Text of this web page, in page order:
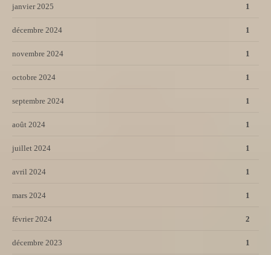
janvier 2025 1
décembre 2024 1
novembre 2024 1
octobre 2024 1
septembre 2024 1
août 2024 1
juillet 2024 1
avril 2024 1
mars 2024 1
février 2024 2
décembre 2023 1